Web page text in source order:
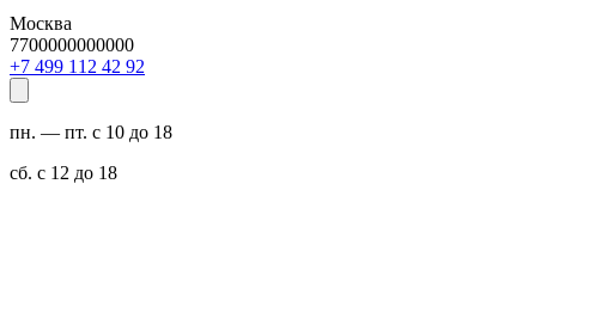
Москва
7700000000000
29 24 211 994 7+
пн. — пт. с 10 до 18
сб. с 12 до 18